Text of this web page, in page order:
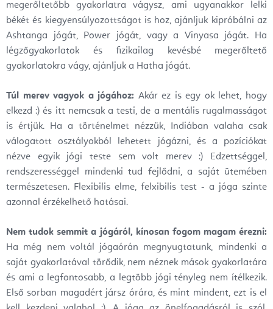
megerőltetőbb gyakorlatra vágysz, ami ugyanakkor lelki
békét és kiegyensúlyozottságot is hoz, ajánljuk kipróbálni az
Ashtanga jógát, Power jógát, vagy a Vinyasa jógát. Ha
légzőgyakorlatok és fizikailag kevésbé megerőltető
gyakorlatokra vágy, ajánljuk a Hatha jógát.
Túl merev vagyok a jógához: Akár ez is egy ok lehet, hogy
elkezd :) és itt nemcsak a testi, de a mentális rugalmasságot
is értjük. Ha a történelmet nézzük, Indiában valaha csak
válogatott osztályokból lehetett jógázni, és a pozíciókat
nézve egyik jógi teste sem volt merev :) Edzettséggel,
rendszerességgel mindenki tud fejlődni, a saját ütemében
természetesen. Flexibilis elme, felxibilis test - a jóga szinte
azonnal érzékelhető hatásai.
Nem tudok semmit a jógáról, kínosan fogom magam érezni:
Ha még nem voltál jógaórán megnyugtatunk, mindenki a
saját gyakorlatával törődik, nem néznek mások gyakorlatára
és ami a legfontosabb, a legtöbb jógi tényleg nem ítélkezik.
Első sorban magadért jársz órára, és mint mindent, ezt is el